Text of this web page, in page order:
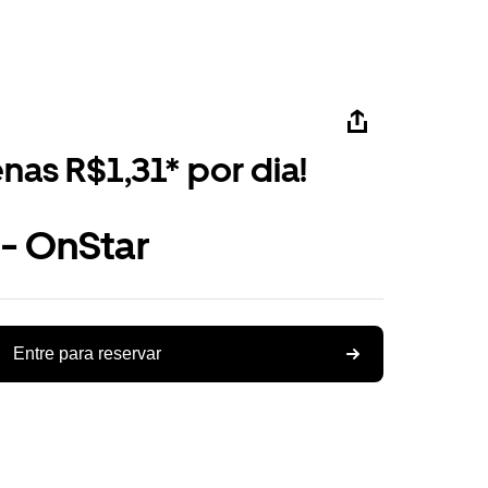
R$1,31* por dia!
OnStar
Entre para reservar